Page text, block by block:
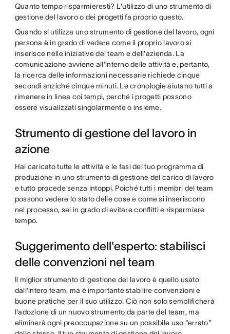
Quanto tempo risparmieresti? L'utilizzo di uno strumento di
gestione del lavoro o dei progetti fa proprio questo.
Quando si utilizza uno strumento di gestione del lavoro, ogni
persona è in grado di vedere come il proprio lavoro si
inserisce nelle iniziative del team e dell'azienda. La
comunicazione avviene all'interno delle attività e, pertanto,
la ricerca delle informazioni necessarie richiede cinque
secondi anziché cinque minuti. Le cronologie aiutano tutti a
rimanere in linea coi tempi, perché i progetti possono
essere visualizzati singolarmente o insieme.
Strumento di gestione del lavoro in
azione
Hai caricato tutte le attività e le fasi del tuo programma di
produzione in uno strumento di gestione del carico di lavoro
e tutto procede senza intoppi. Poiché tutti i membri del team
possono vedere lo stato delle cose e come si inseriscono
nel processo, sei in grado di evitare conflitti e risparmiare
tempo.
Suggerimento dell'esperto: stabilisci
delle convenzioni nel team
Il miglior strumento di gestione del lavoro è quello usato
dall'intero team, ma è importante stabilire convenzioni e
buone pratiche per il suo utilizzo. Ciò non solo semplificherà
l'adozione di un nuovo strumento da parte del team, ma
eliminerà ogni preoccupazione su un possibile uso "errato"